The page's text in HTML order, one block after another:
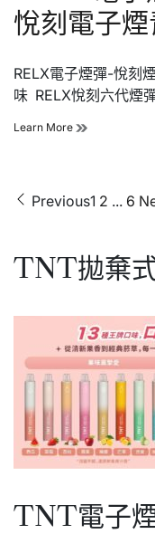
infinity
悅
刻
子
煙
荔
檸
味
悅刻電子
RELX電子煙彈-悅刻
味 RELX悅刻六代煙
Learn More RELX
Relx
刻
電
檸
冰
爽
文
分
頁
Previous1 2 ... 6
TNT拋棄
TNT電子